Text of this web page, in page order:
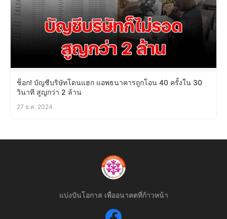
ช็อก! บัญชีบริษัทโดนแฮก แอพธนาคารถูกโอน 40 ครั้งใน 30
วินาที สูญกว่า 2 ล้าน
27 ธ.ค. 2024
แบ่งปันโอกาส เพื่ออนาคตที่ก้าวหน้า